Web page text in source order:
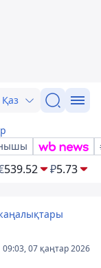
Қаз
539.52 ₽5.73
09:03, 07 қаңтар 2026